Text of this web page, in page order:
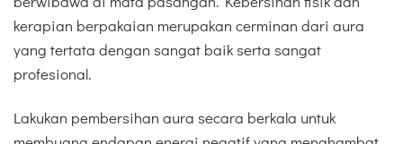
kerapian berpakaian merupakan cerminan dari aura
yang tertata dengan sangat baik serta sangat
profesional.
Lakukan pembersihan aura secara berkala untuk